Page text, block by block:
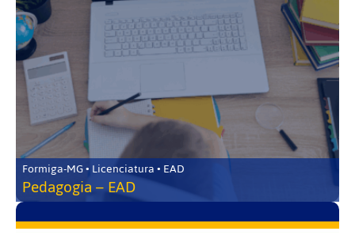
Formiga-MG • Licenciatura • EAD
Pedagogia – EAD